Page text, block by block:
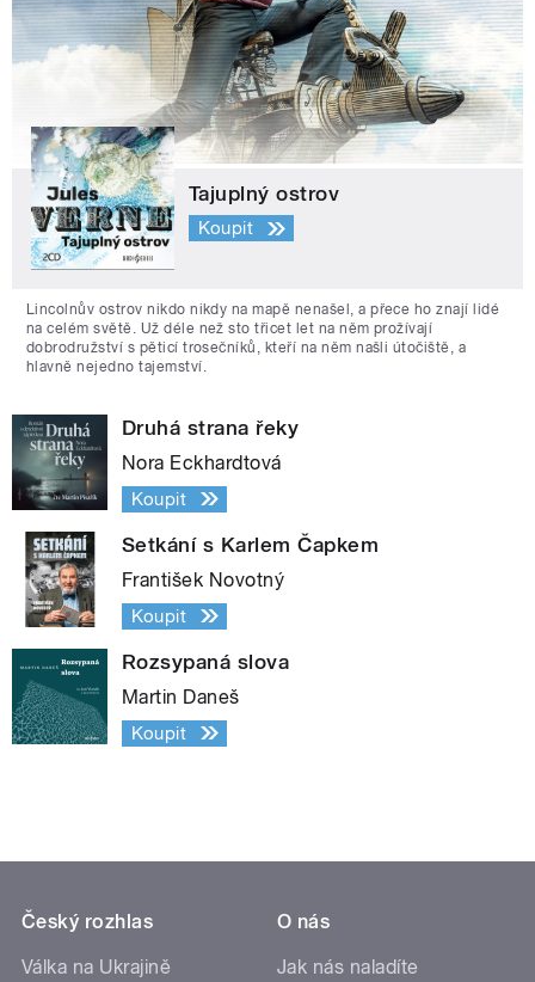
Tajuplný ostrov
Koupit
Lincolnův ostrov nikdo nikdy na mapě nenašel, a přece ho znají lidé
na celém světě. Už déle než sto třicet let na něm prožívají
dobrodružství s pěticí trosečníků, kteří na něm našli útočiště, a
hlavně nejedno tajemství.
Druhá strana řeky
Nora Eckhardtová
Koupit
Setkání s Karlem Čapkem
František Novotný
Koupit
Rozsypaná slova
Martin Daneš
Koupit
Český rozhlas
Válka na Ukrajině
O nás
Jak nás naladíte